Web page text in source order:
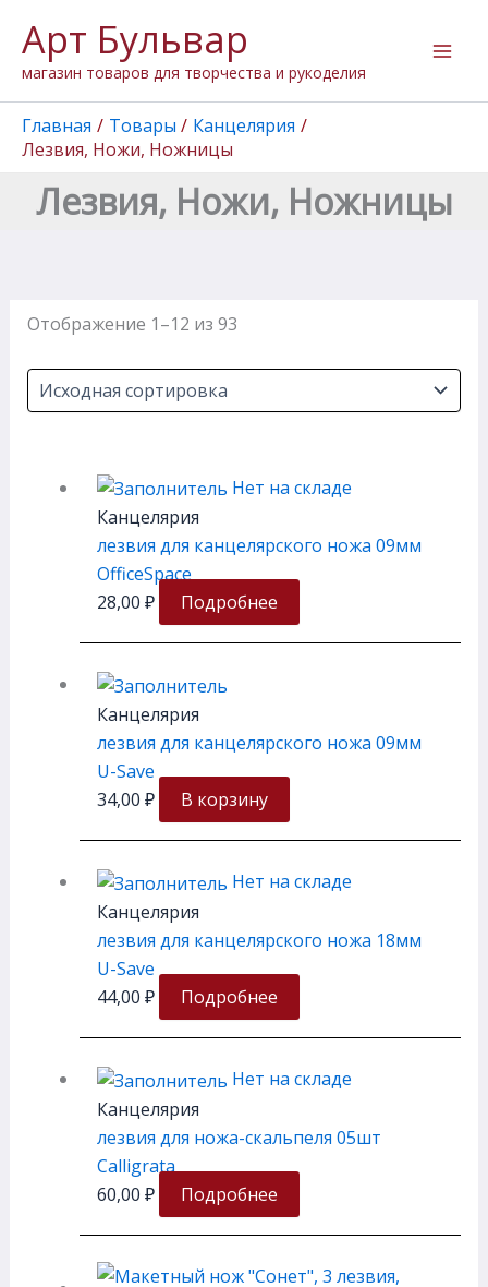
содержимому
Арт Бульвар
магазин товаров для творчества и рукоделия
Главная Товары
Канцелярия
Лезвия, Ножи, Ножницы
Лезвия, Ножи, Ножницы
Отображение 1–12 из 93
Нет на складе
Канцелярия
лезвия для канцелярского ножа 09мм
OfficeSpace
28,00 ₽ Подробнее
Канцелярия
лезвия для канцелярского ножа 09мм
U-Save
34,00 ₽ В корзину
Нет на складе
Канцелярия
лезвия для канцелярского ножа 18мм
U-Save
44,00 ₽ Подробнее
Нет на складе
Канцелярия
лезвия для ножа-скальпеля 05шт
Calligrata
60,00 ₽ Подробнее